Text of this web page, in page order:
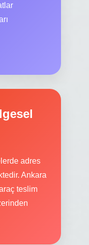
adres
Ankara
teslim